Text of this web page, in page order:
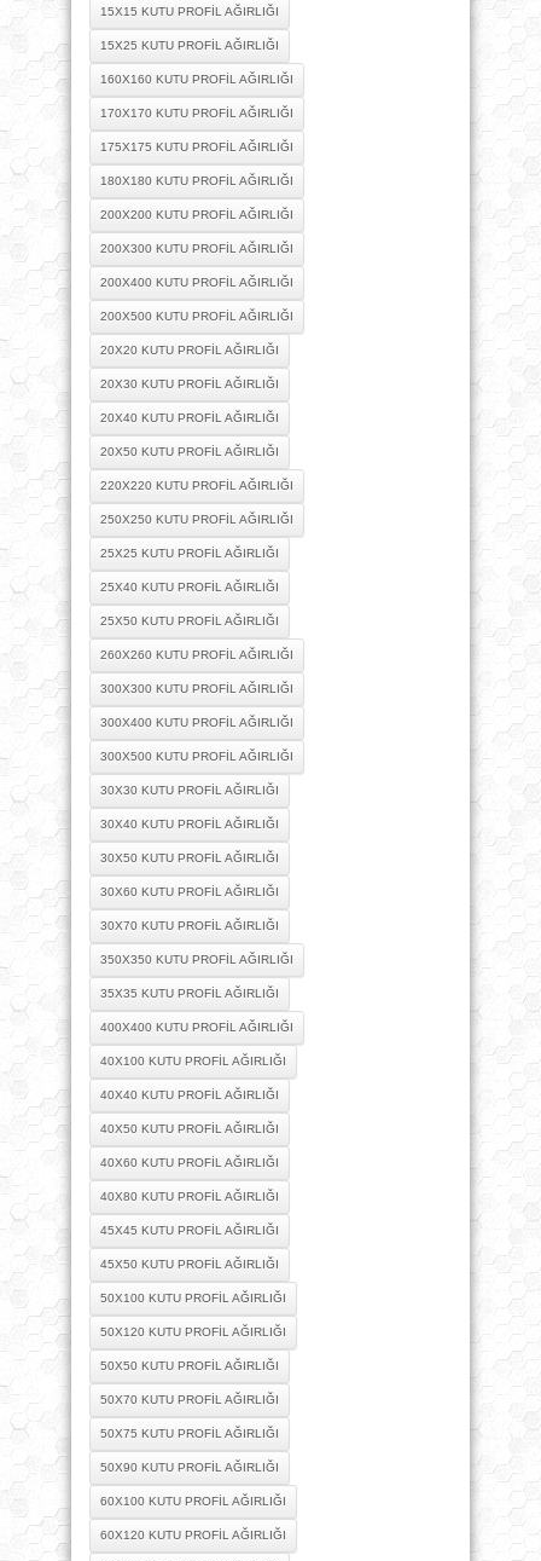
15X15 KUTU PROFIL AĞIRLIĞI
15X25 KUTU PROFIL AĞIRLIĞI
160X160 KUTU PROFIL AĞIRLIĞI
170X170 KUTU PROFIL AĞIRLIĞI
175X175 KUTU PROFIL AĞIRLIĞI
180X180 KUTU PROFIL AĞIRLIĞI
200X200 KUTU PROFIL AĞIRLIĞI
200X300 KUTU PROFIL AĞIRLIĞI
200X400 KUTU PROFIL AĞIRLIĞI
200X500 KUTU PROFIL AĞIRLIĞI
20X20 KUTU PROFIL AĞIRLIĞI
20X30 KUTU PROFIL AĞIRLIĞI
20X40 KUTU PROFIL AĞIRLIĞI
20X50 KUTU PROFIL AĞIRLIĞI
220X220 KUTU PROFIL AĞIRLIĞI
250X250 KUTU PROFIL AĞIRLIĞI
25X25 KUTU PROFIL AĞIRLIĞI
25X40 KUTU PROFIL AĞIRLIĞI
25X50 KUTU PROFIL AĞIRLIĞI
260X260 KUTU PROFIL AĞIRLIĞI
300X300 KUTU PROFIL AĞIRLIĞI
300X400 KUTU PROFIL AĞIRLIĞI
300X500 KUTU PROFIL AĞIRLIĞI
30X30 KUTU PROFIL AĞIRLIĞI
30X40 KUTU PROFIL AĞIRLIĞI
30X50 KUTU PROFIL AĞIRLIĞI
30X60 KUTU PROFIL AĞIRLIĞI
30X70 KUTU PROFIL AĞIRLIĞI
350X350 KUTU PROFIL AĞIRLIĞI
35X35 KUTU PROFIL AĞIRLIĞI
400X400 KUTU PROFIL AĞIRLIĞI
40X100 KUTU PROFIL AĞIRLIĞI
40X40 KUTU PROFIL AĞIRLIĞI
40X50 KUTU PROFIL AĞIRLIĞI
40X60 KUTU PROFIL AĞIRLIĞI
40X80 KUTU PROFIL AĞIRLIĞI
45X45 KUTU PROFIL AĞIRLIĞI
45X50 KUTU PROFIL AĞIRLIĞI
50X100 KUTU PROFIL AĞIRLIĞI
50X120 KUTU PROFIL AĞIRLIĞI
50X50 KUTU PROFIL AĞIRLIĞI
50X70 KUTU PROFIL AĞIRLIĞI
50X75 KUTU PROFIL AĞIRLIĞI
50X90 KUTU PROFIL AĞIRLIĞI
60X100 KUTU PROFIL AĞIRLIĞI
60X120 KUTU PROFIL AĞIRLIĞI